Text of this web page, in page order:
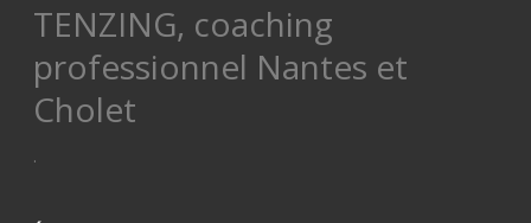
TENZING, coaching
professionnel Nantes et
Cholet
.